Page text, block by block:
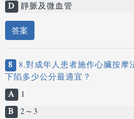
D 靜脈及微血管
答案
8 8.對成年人患者施作心臟按摩
下陷多少公分最適宜？
A
1
B 2～3